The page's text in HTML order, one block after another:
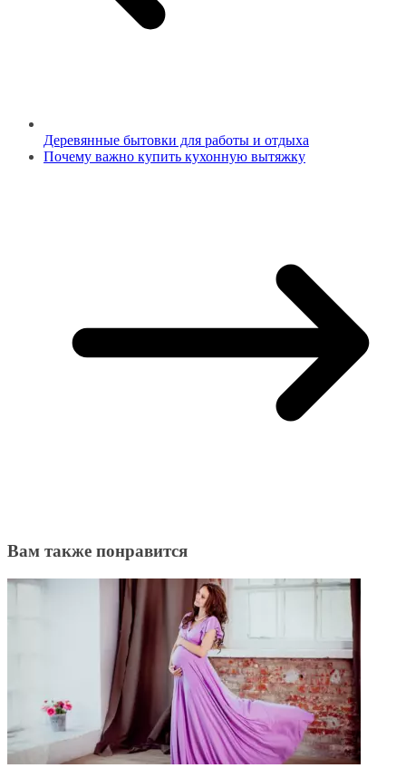
Деревянные бытовки для работы и отдыха
Почему важно купить кухонную вытяжку
Вам также понравится